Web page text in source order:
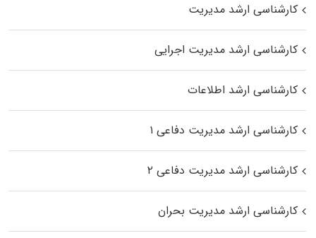
کارشناسی ارشد مدیریت
کارشناسی ارشد مدیریت اجرایی
کارشناسی ارشد اطلاعات
کارشناسی ارشد مدیریت دفاعی ۱
کارشناسی ارشد مدیریت دفاعی ۲
کارشناسی ارشد مدیریت بحران